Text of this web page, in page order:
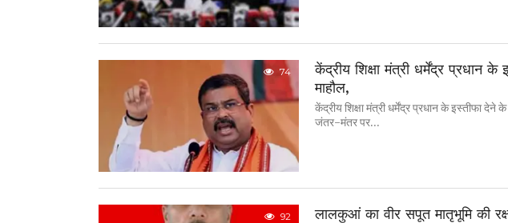
74
केंद्रीय शिक्षा मंत्री धर्मेंद्र प्रधान
माहौल,
केंद्रीय शिक्षा मंत्री धर्मेंद्र प्रधान के इस्तीफा
जंतर-मंतर पर...
92 लालकुआं का वीर सपूत मातृभूमि की